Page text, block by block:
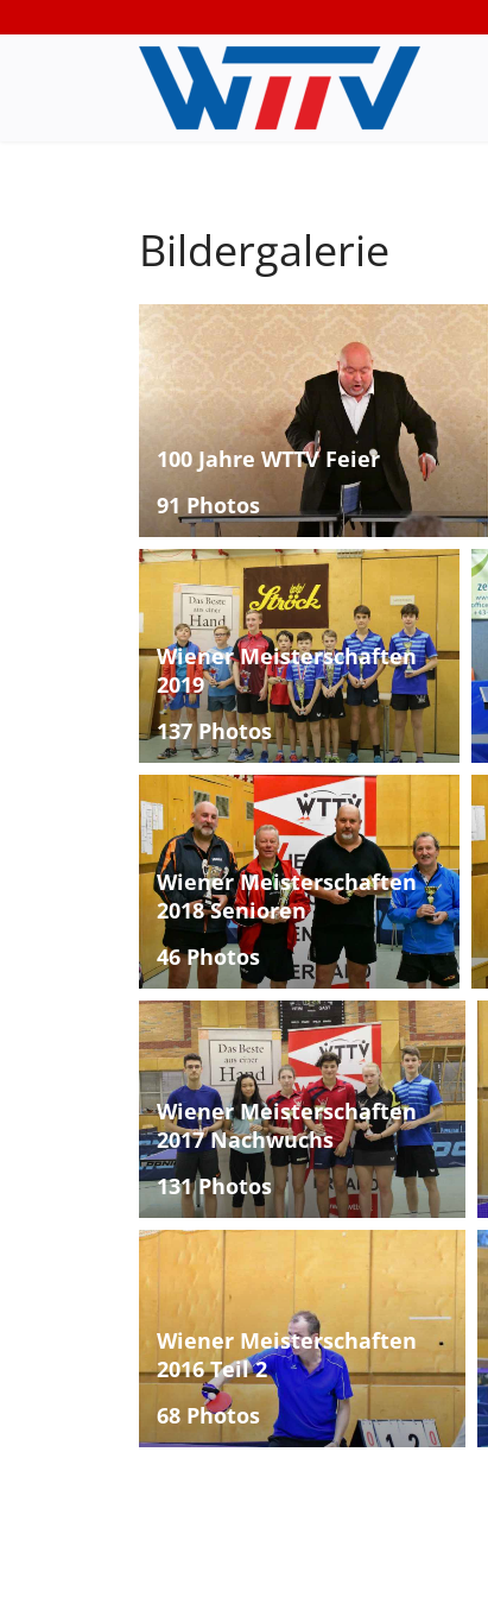
Bildergalerie
100 Jahre WTTV Feier
91 Photos
Wiener Meisterschaften
2019
137 Photos
Wiener Meisterschaften
2018 Senioren
46 Photos
Wiener Meisterschaften
2017 Nachwuchs
131 Photos
Wiener Meisterschaften
2016 Teil 2
68 Photos